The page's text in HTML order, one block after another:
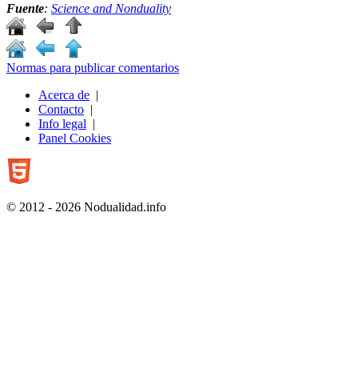
Fuente: Science and Nonduality
Normas para publicar comentarios
Acerca de |
Contacto |
Info legal |
Panel Cookies
© 2012 - 2026 Nodualidad.info